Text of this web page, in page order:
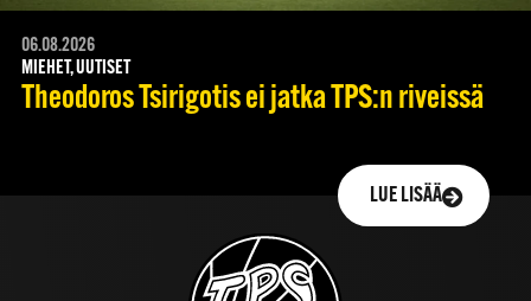
06.08.2026
MIEHET, UUTISET
Theodoros Tsirigotis ei jatka TPS:n riveissä
LUE LISÄÄ